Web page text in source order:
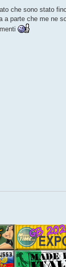
che sono stato
parte che me ne